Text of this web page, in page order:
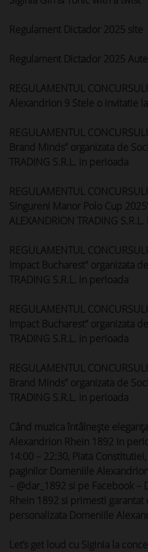
Regulament Dictador 2025 site
Regulament Dictador 2025
REGULAMENTUL
Alexandrion 9 Stele o invitatie
REGULAMENTUL
Brand Minds” organizata de
TRADING S.R.L. in perioada
REGULAMENTUL
Singureni Manor Polo Cup
ALEXANDRION TRADING
REGULAMENTUL
Impact Bucharest” organizata
TRADING S.R.L. in perioada
REGULAMENTUL
Impact Bucharest” organizata
TRADING S.R.L. in perioada
REGULAMENTUL
Brand Minds” organizata de
TRADING S.R.L. in perioada
Când muzica întâlnește
Alexandrion Rhein 1892 In
14:00 – 22:30, Piata
paginilor Domeniile
– @dar_1892 si pe Facebook
Rhein 1892 si primesti
personalizata Domeniile
Let’s get loud cu Siginia la